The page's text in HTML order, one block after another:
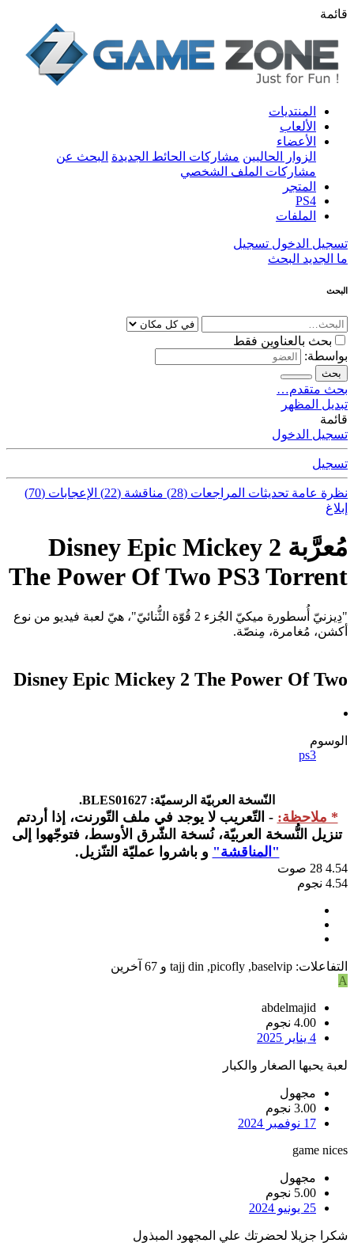
قائمة
المنتديات
الألعاب
الأعضاء
الزوار الحاليين مشاركات الحائط الجديدة البحث عن
مشاركات الملف الشخصي
المتجر
PS4
الملفات
تسجيل الدخول تسجيل
ما الجديد البحث
البحث
بحث بالعناوين فقط
بواسطة:
بحث
بحث متقدم…
تبديل المظهر
قائمة
تسجيل الدخول
تسجيل
نظرة عامة تحديثات المراجعات (28) مناقشة (22)
الإعجابات (70)
إبلاغ
مُعرَّبة Disney Epic Mickey 2
The Power Of Two PS3 Torrent
"دِيزنيّ أُسطورة ميكيّ الجُزء 2 قُوّة الثُّنائيّ"، هيّ لعبة فيديو من نوع
أكشن، مُغامرة، مِنصّة.
Disney Epic Mickey 2 The Power Of Two
الوسوم
ps3
النّسخة العربيّة الرسميّة: BLES01627.
* ملاحظة: - التّعريب لا يوجد في ملف التّورنت، إذا أردتم
تنزيل النُّسخة العربيّة، نُسخة الشّرق الأوسط، فتوجّهوا إلى
"المناقشة" و باشروا عمليّة التنّزيل.
4.54
28 صوت
4.54 نجوم
التفاعلات: baselvip
,
picofly
,
tajj din و 67 آخرين
A
abdelmajid
4.00 نجوم
4 يناير 2025
لعبة يحبها الصغار والكبار
مجهول
3.00 نجوم
17 نوفمبر 2024
game nices
مجهول
5.00 نجوم
25 يونيو 2024
شكرا جزيلا لحضرتك علي المجهود المبذول